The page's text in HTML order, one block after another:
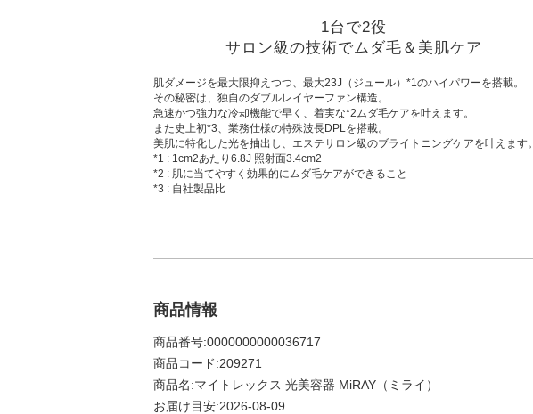
1台で2役
サロン級の技術でムダ毛＆美肌ケア
肌ダメージを最大限抑えつつ、最大23J（ジュール）*1のハイパワーを搭載。
その秘密は、独自のダブルレイヤーファン構造。
急速かつ強力な冷却機能で早く、着実な*2ムダ毛ケアを叶えます。
また史上初*3、業務仕様の特殊波長DPLを搭載。
美肌に特化した光を抽出し、エステサロン級のブライトニングケアを叶えます。
*1 : 1cm2あたり6.8J 照射面3.4cm2
*2 : 肌に当てやすく効果的にムダ毛ケアができること
*3 : 自社製品比
商品情報
商品番号:0000000000036717
商品コード:209271
商品名:マイトレックス 光美容器 MiRAY（ミライ）
お届け目安:2026-08-09